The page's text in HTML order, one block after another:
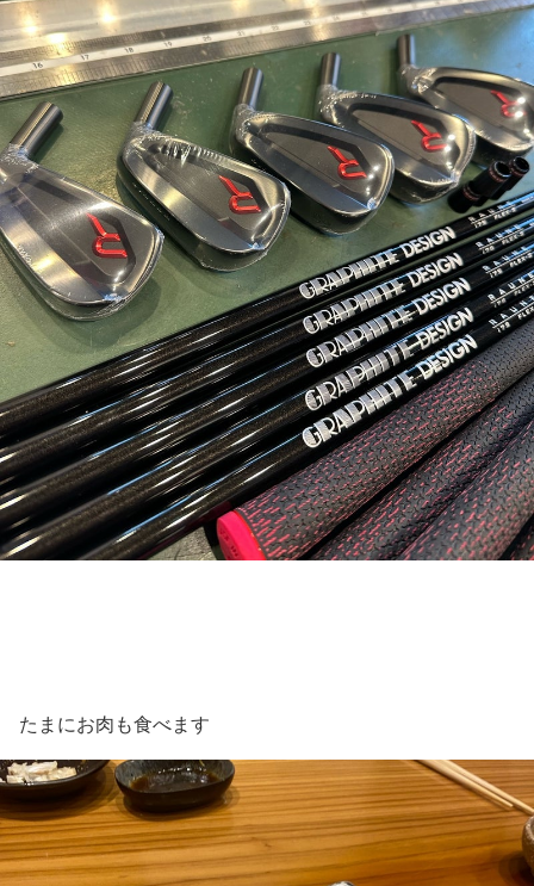
たまにお肉も食べます